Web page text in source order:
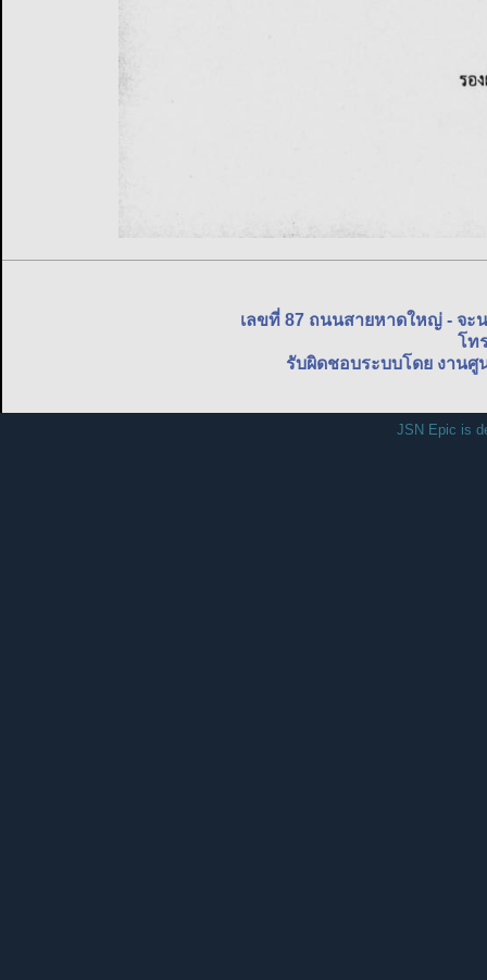
เลขที่ 87 ถนนสายหาดใหญ่ - จ
โท
รับผิดชอบระบบโดย งาน
JSN Epic is